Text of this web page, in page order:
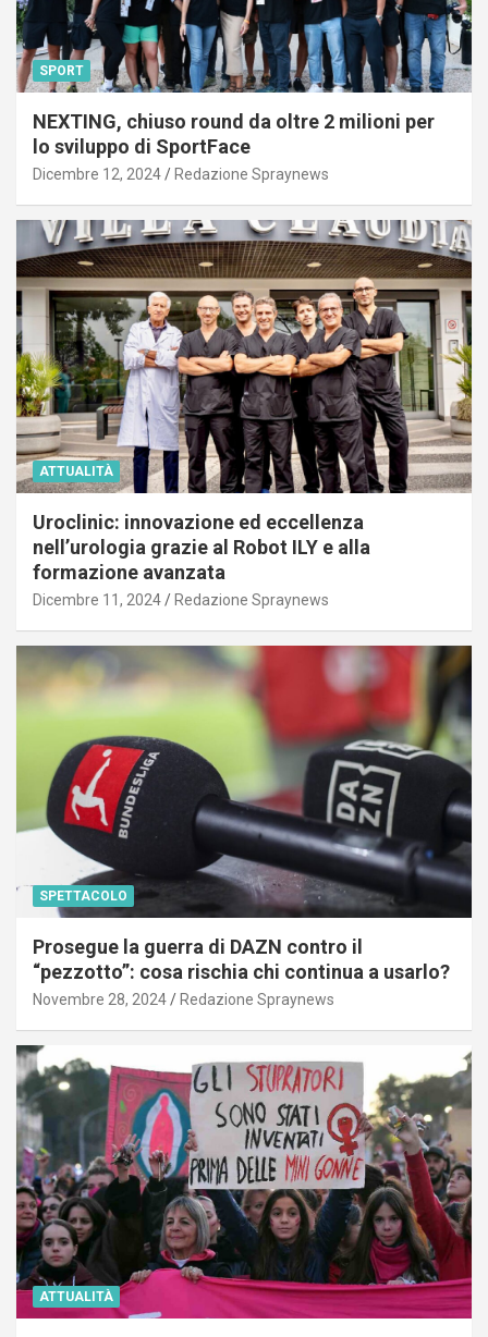
SPORT
NEXTING, chiuso round da oltre 2 milioni per
lo sviluppo di SportFace
Dicembre 12, 2024 Redazione Spraynews
ATTUALITÀ
Uroclinic: innovazione ed eccellenza
nell’urologia grazie al Robot ILY e alla
formazione avanzata
Dicembre 11, 2024 Redazione Spraynews
SPETTACOLO
Prosegue la guerra di DAZN contro il
“pezzotto”: cosa rischia chi continua a usarlo?
Novembre 28, 2024 Redazione Spraynews
ATTUALITÀ